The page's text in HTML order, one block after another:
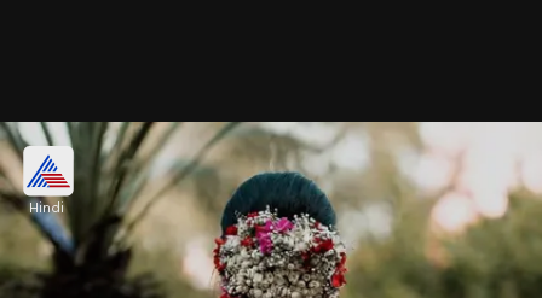
हाफ मून एंड फ्लोरल शेप बेनी पट्टी
हाफ मून और फ्लोरल शेप हेयर जड़ाई बिलाई ब्रोच दो अलग-
अलग डिजाइन में आएगी। इसमें एक हाफ मून शेप में है, तो दूसरी
फ्लोरल शेप में। जो चोटी को खूबसूरत लुक देगी।
Hindi